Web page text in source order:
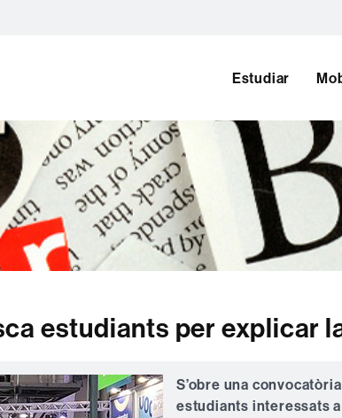
Estudiar
estudiants per explicar
S’obre una
estudiants interessats